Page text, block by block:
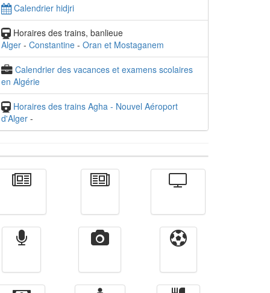
Calendrier hidjri
Horaires des trains, banlieue
Alger - Constantine - Oran et Mostaganem
Calendrier des vacances et examens scolaires
en Algérie
Horaires des trains Agha - Nouvel Aéroport
d'Alger -